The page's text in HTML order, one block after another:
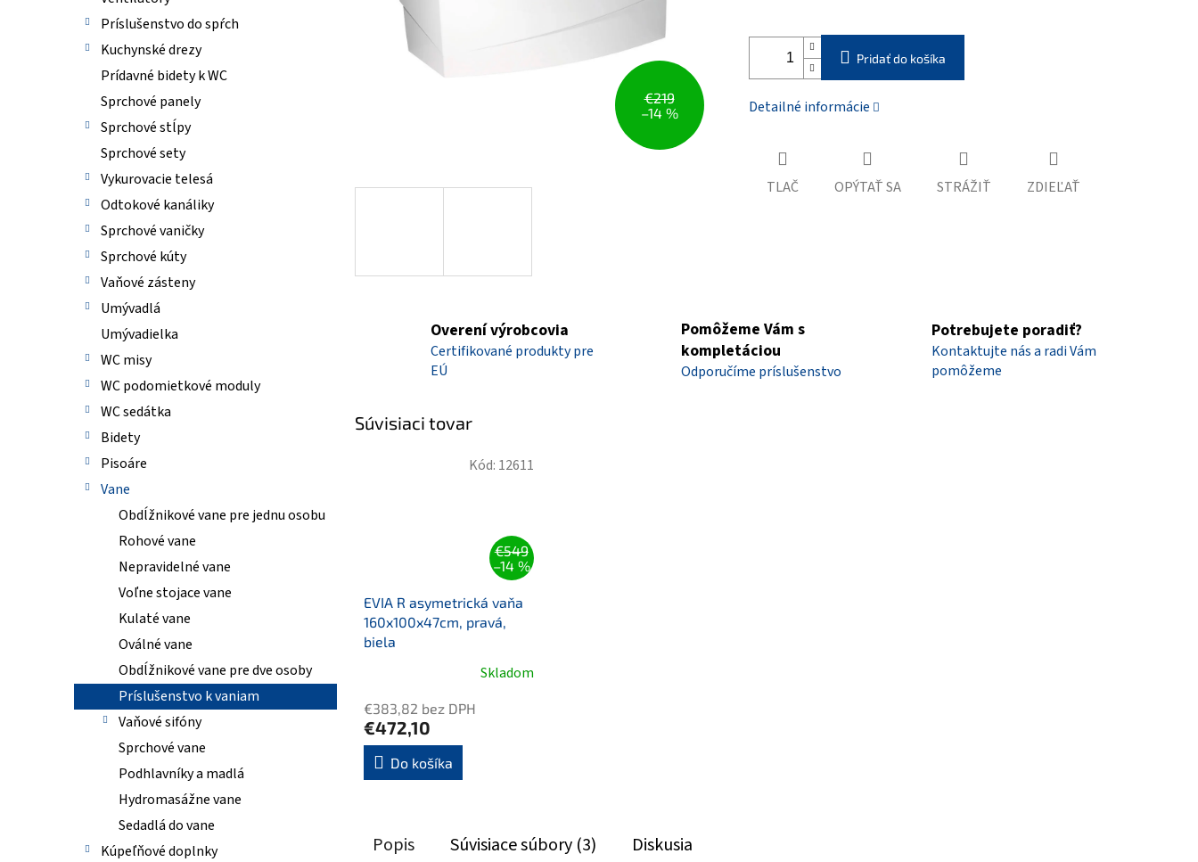
Príslušenstvo do spŕch
Kuchynské drezy
Prídavné bidety k WC
Sprchové panely
Sprchové stĺpy
Sprchové sety
Vykurovacie telesá
Odtokové kanáliky
Sprchové vaničky
Sprchové kúty
Vaňové zásteny
Umývadlá
Umývadielka
WC misy
WC podomietkové moduly
WC sedátka
Bidety
Pisoáre
Vane
Obdĺžnikové vane pre jednu osobu
Rohové vane
Nepravidelné vane
Voľne stojace vane
Kulaté vane
Oválné vane
Obdĺžnikové vane pre dve osoby
Príslušenstvo k vaniam
Vaňové sifóny
Sprchové vane
Podhlavníky a madlá
Hydromasážne vane
Sedadlá do vane
Kúpeľňové doplnky
€219
–14 %
Pridať do košíka
Detailné informácie
TLAČ OPÝTAŤ SA STRÁŽIŤ ZDIEĽAŤ
Overení výrobcovia
Certifikované produkty pre
EÚ
Pomôžeme Vám s
kompletáciou
Odporučíme príslušenstvo
Potrebujete poradiť?
Kontaktujte nás a radi Vám
pomôžeme
Súvisiaci tovar
€549
–14 %
EVIA R asymetrická vaňa
160x100x47cm, pravá,
biela
Skladom
€383,82 bez DPH
€472,10
Do košíka
Kód: 12611
Popis Súvisiace súbory (3) Diskusia